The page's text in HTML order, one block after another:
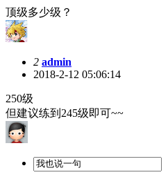
顶级多少级？
2 admin
2018-2-12 05:06:14
250级
但建议练到245级即可~~